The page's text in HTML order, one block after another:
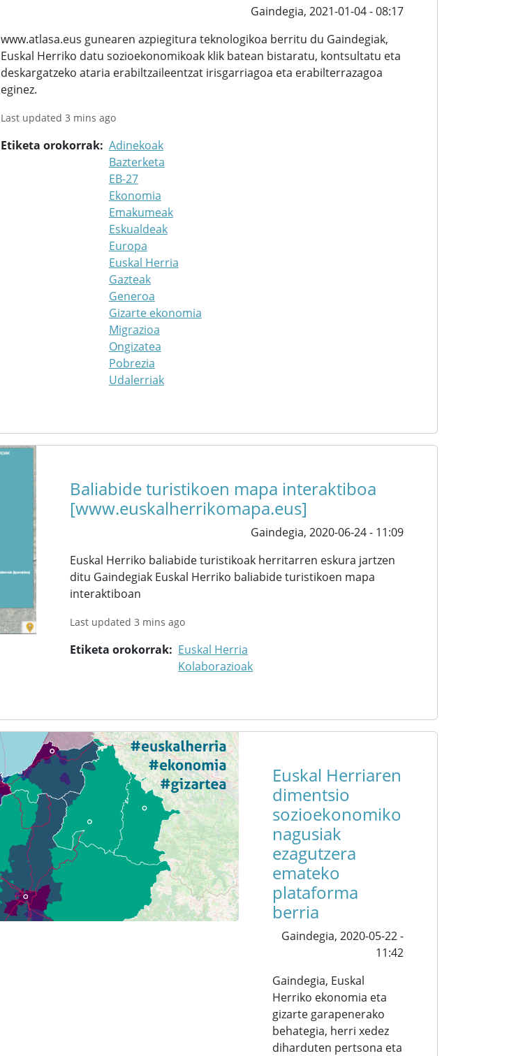
Gaindegia, 2021-01-04 - 08:17
www.atlasa.eus gunearen azpiegitura teknologikoa berritu du Gaindegiak,
Euskal Herriko datu sozioekonomikoak klik batean bistaratu, kontsultatu eta
deskargatzeko ataria erabiltzaileentzat irisgarriagoa eta erabilterrazagoa
eginez.
Last updated 3 mins ago
Etiketa orokorrak Adinekoak
Bazterketa
EB-27
Ekonomia
Emakumeak
Eskualdeak
Europa
Euskal Herria
Gazteak
Generoa
Gizarte ekonomia
Migrazioa
Ongizatea
Pobrezia
Udalerriak
Baliabide turistikoen mapa interaktiboa
[www.euskalherrikomapa.eus]
Gaindegia, 2020-06-24 - 11:09
Euskal Herriko baliabide turistikoak herritarren eskura jartzen
ditu Gaindegiak Euskal Herriko baliabide turistikoen mapa
interaktiboan
Last updated 3 mins ago
Etiketa orokorrak
Euskal Herria
Kolaborazioak
Euskal Herriaren
dimentsio
sozioekonomiko
nagusiak
ezagutzera
emateko
plataforma
berria
Gaindegia, 2020-05-22 -
11:42
Gaindegia, Euskal
Herriko ekonomia eta
gizarte garapenerako
behategia, herri xedez
diharduten pertsona eta